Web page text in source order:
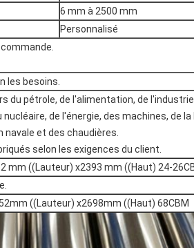
6 mm à 2500 mm
Personnalisé
les besoins.
du pétrole, de l'alimentation, de
de l'énergie, des machines, de
navale et des chaudières.
selon les exigences du client.
mm ((Lauteur) x2393 mm ((Haut) 24-
((Lauteur) x2698mm ((Haut) 68CBM